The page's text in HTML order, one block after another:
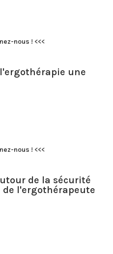
nous ! <<<
une
nous ! <<<
de la sécurité
l'ergothérapeute